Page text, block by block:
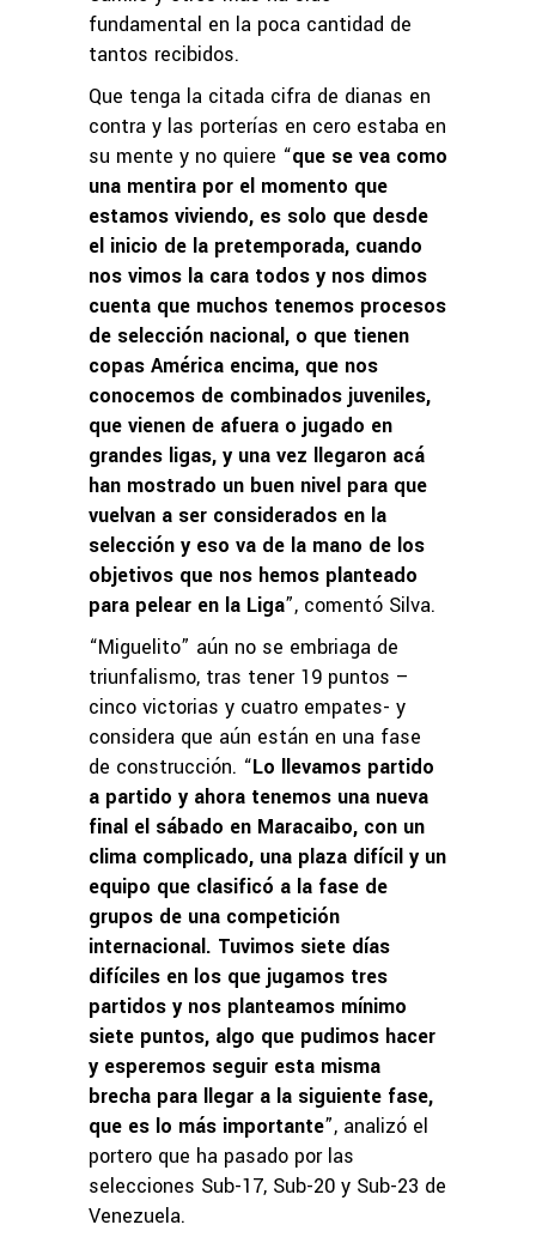
fundamental en la poca cantidad de
tantos recibidos.
Que tenga la citada cifra de dianas en
contra y las porterías en cero estaba en
su mente y no quiere “que se vea como
una mentira por el momento que
estamos viviendo, es solo que desde
el inicio de la pretemporada, cuando
nos vimos la cara todos y nos dimos
cuenta que muchos tenemos procesos
de selección nacional, o que tienen
copas América encima, que nos
conocemos de combinados juveniles,
que vienen de afuera o jugado en
grandes ligas, y una vez llegaron acá
han mostrado un buen nivel para que
vuelvan a ser considerados en la
selección y eso va de la mano de los
objetivos que nos hemos planteado
para pelear en la Liga”, comentó Silva.
“Miguelito” aún no se embriaga de
triunfalismo, tras tener 19 puntos –
cinco victorias y cuatro empates- y
considera que aún están en una fase
de construcción. “Lo llevamos partido
a partido y ahora tenemos una nueva
final el sábado en Maracaibo, con un
clima complicado, una plaza difícil y un
equipo que clasificó a la fase de
grupos de una competición
internacional. Tuvimos siete días
difíciles en los que jugamos tres
partidos y nos planteamos mínimo
siete puntos, algo que pudimos hacer
y esperemos seguir esta misma
brecha para llegar a la siguiente fase,
que es lo más importante”, analizó el
portero que ha pasado por las
selecciones Sub-17, Sub-20 y Sub-23 de
Venezuela.